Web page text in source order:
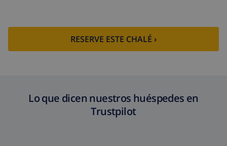
RESERVE ESTE CHALÉ ›
Lo que dicen nuestros huéspedes en
Trustpilot